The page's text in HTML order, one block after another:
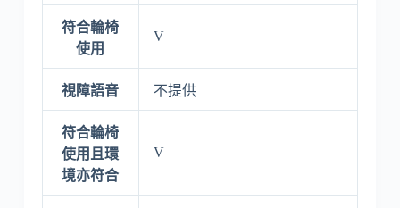
符合輪椅
使用
V
視障語音 不提供
符合輪椅
使用且環
境亦符合
V